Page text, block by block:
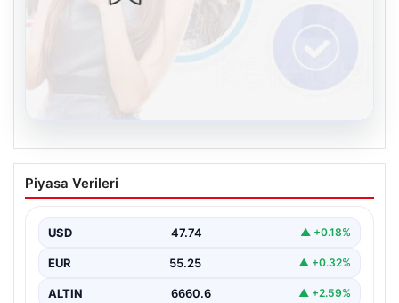
Kelebek sohbet platformu İle Sanal
İletişimin Sertifikalı Adresi Ve Chat
Sanal ortamında insanların güvenli bir biçimde iletişim
Piyasa Verileri
USD 47.74 ▲ +0.18%
EUR 55.25 ▲ +0.32%
ALTIN 6660.6 ▲ +2.59%